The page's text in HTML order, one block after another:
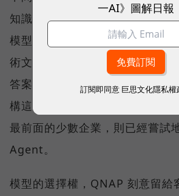
知識庫。RAG 並不是重新訓練
模型回答前，先從企業的 SOP、
術文件中取回相關內容，再產生
答案。QNAP 以 Qsirch 的語意
構這類應用，協助企業建立私有
最前面的少數企業，則已經嘗試
Agent。
模型的選擇權，QNAP 刻意留給
一AI》圖解日報
訂閱即同意 巨思文化隱私權